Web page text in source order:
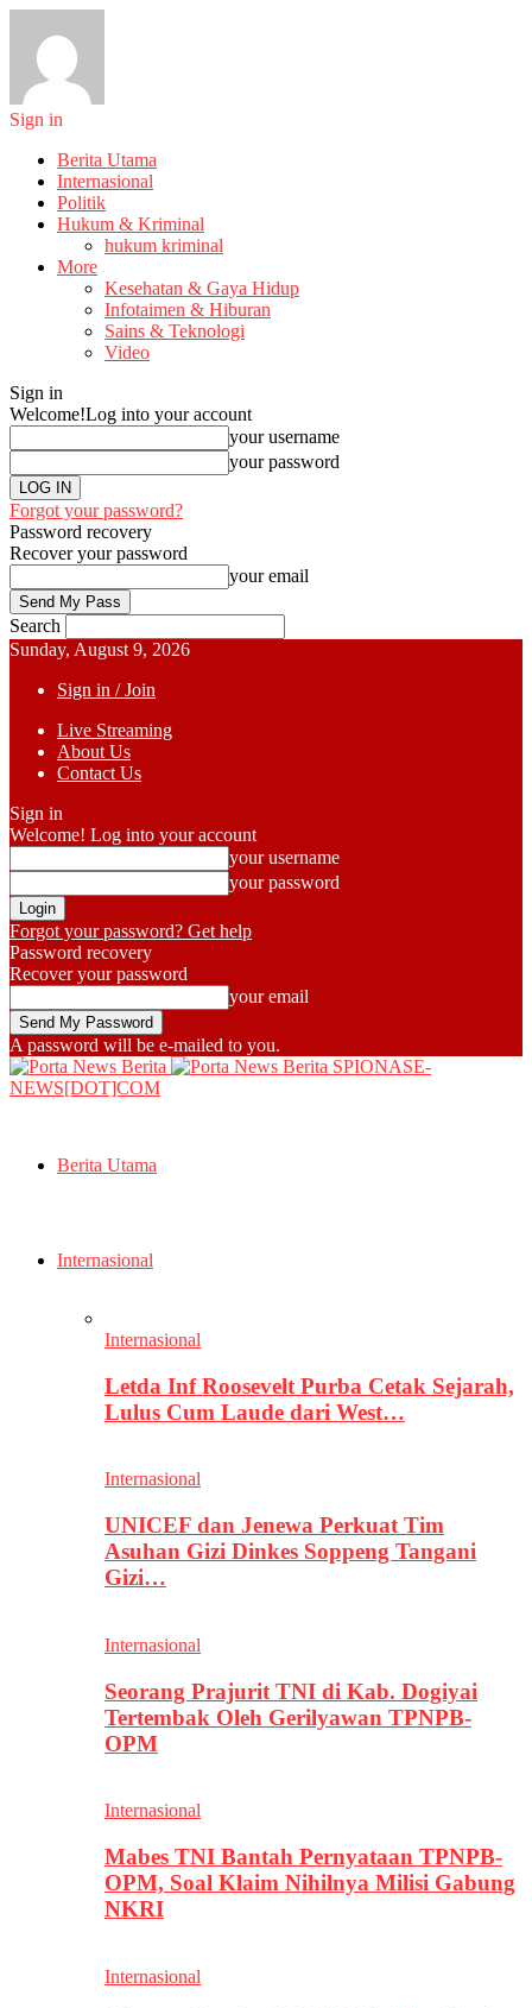
Sign in
Berita Utama
Internasional
Politik
Hukum & Kriminal
hukum kriminal
More
Kesehatan & Gaya Hidup
Infotaimen & Hiburan
Sains & Teknologi
Video
Sign in
Welcome!Log into your account
your username
your password
Forgot your password?
Password recovery
Recover your password
your email
Search
Sunday, August 9, 2026
Sign in / Join
Live Streaming
About Us
Contact Us
Sign in
Welcome! Log into your account
your username
your password
Forgot your password? Get help
Password recovery
Recover your password
your email
A password will be e-mailed to you.
SPIONASE-
NEWS[DOT]COM
Berita Utama
Internasional
Internasional
Letda Inf Roosevelt Purba Cetak Sejarah,
Lulus Cum Laude dari West…
Internasional
UNICEF dan Jenewa Perkuat Tim
Asuhan Gizi Dinkes Soppeng Tangani
Gizi…
Internasional
Seorang Prajurit TNI di Kab. Dogiyai
Tertembak Oleh Gerilyawan TPNPB-
OPM
Internasional
Mabes TNI Bantah Pernyataan TPNPB-
OPM, Soal Klaim Nihilnya Milisi Gabung
NKRI
Internasional